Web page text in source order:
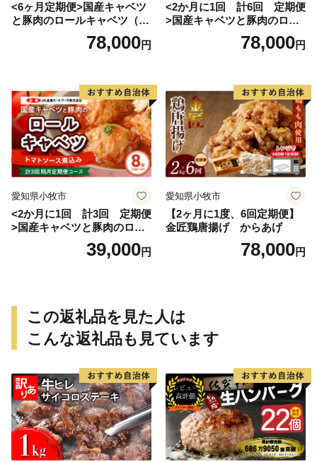
<6ヶ月定期便>国産キャベツ
と豚肉のロールキャベツ（4P
78,000円
<2か月に1回 計6回 定期便
>国産キャベツと豚肉のロー
ルキャベツ（4P入り）
78,000円
愛知県小牧市
<2か月に1回 計3回 定期便
>国産キャベツと豚肉のロー
ルキャベツ（4P入り）
39,000円
愛知県小牧市
【2ヶ月に1度、6回定期便】
金匠鶏唐揚げ からあげ
78,000円
この返礼品を見た人は
こんな返礼品も見ています